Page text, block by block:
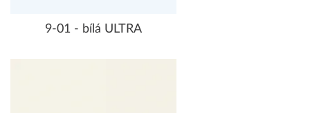
9-01 - bílá ULTRA